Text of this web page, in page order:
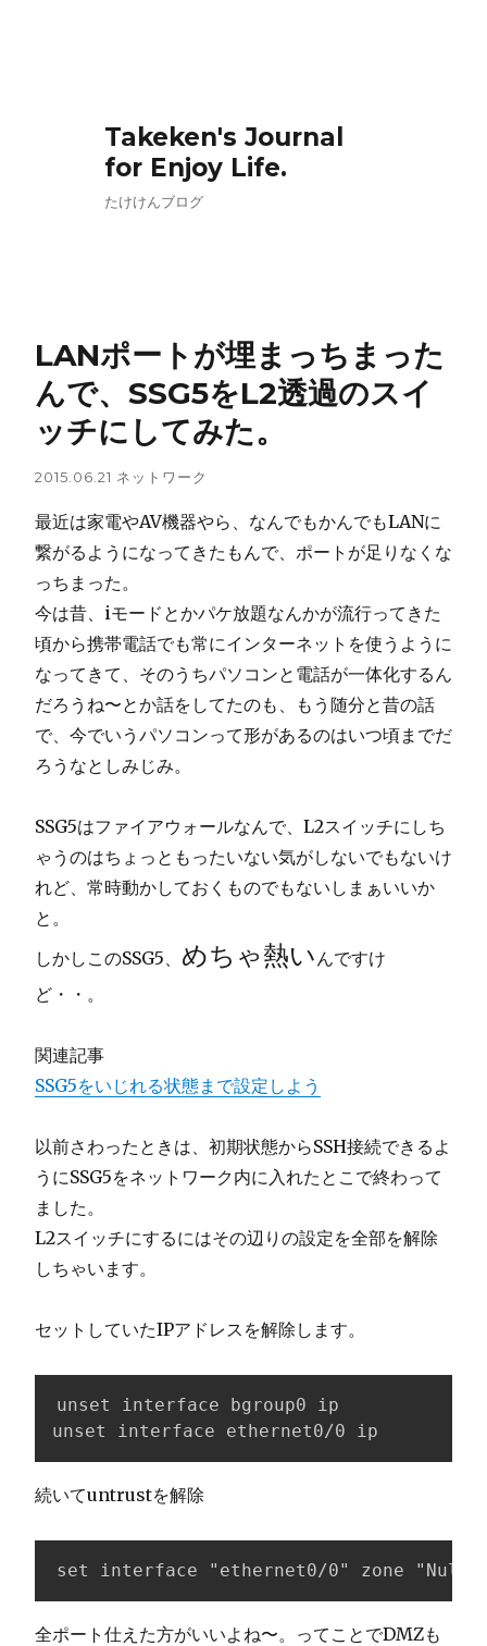
Takeken's Journal
for Enjoy Life.
たけけんブログ
LANポートが埋まっちまった
んで、SSG5をL2透過のスイ
ッチにしてみた。
2015.06.21 ネットワーク
最近は家電やAV機器やら、なんでもかんでもLANに
繋がるようになってきたもんで、ポートが足りなくな
っちまった。
今は昔、iモードとかパケ放題なんかが流行ってきた
頃から携帯電話でも常にインターネットを使うように
なってきて、そのうちパソコンと電話が一体化するん
だろうね〜とか話をしてたのも、もう随分と昔の話
で、今でいうパソコンって形があるのはいつ頃までだ
ろうなとしみじみ。
SSG5はファイアウォールなんで、L2スイッチにしち
ゃうのはちょっともったいない気がしないでもないけ
れど、常時動かしておくものでもないしまぁいいか
と。
しかしこのSSG5、 めちゃ熱い んですけ
ど・・。
関連記事
SSG5をいじれる状態まで設定しよう
以前さわったときは、初期状態からSSH接続できるよ
うにSSG5をネットワーク内に入れたとこで終わって
ました。
L2スイッチにするにはその辺りの設定を全部を解除
しちゃいます。
セットしていたIPアドレスを解除します。
unset interface bgroup0 ip
unset interface ethernet0/0 ip
続いてuntrustを解除
set interface "ethernet0/0" zone "Null"
全ポート仕えた方がいいよね〜。ってことでDMZも